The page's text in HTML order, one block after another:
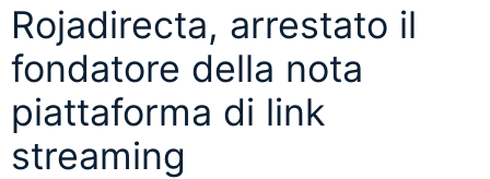
Rojadirecta, arrestato il
fondatore della nota
piattaforma di link
streaming